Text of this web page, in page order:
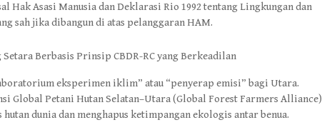
Hak Asasi Manusia dan Deklarasi Rio 1992 tentang Lingkungan dan
sah jika dibangun di atas pelanggaran HAM.
Berbasis Prinsip CBDR-RC yang Berkeadilan
eksperimen iklim” atau “penyerap emisi” bagi Utara.
Global Petani Hutan Selatan–Utara (Global Forest Farmers Alliance)
dunia dan menghapus ketimpangan ekologis antar benua.